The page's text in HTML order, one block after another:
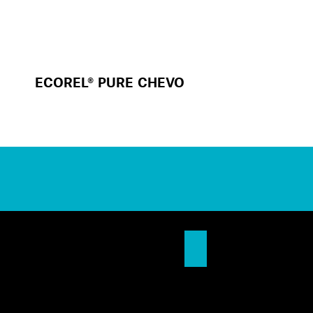
ECOREL® PURE CHEVO